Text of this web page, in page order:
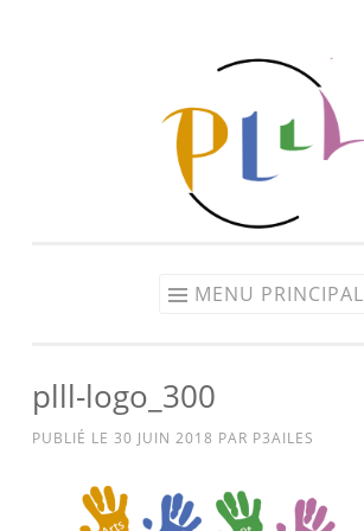
MENU PRINCIPAL
plll-logo_300
PUBLIÉ LE 30 JUIN 2018 PAR P3AILES